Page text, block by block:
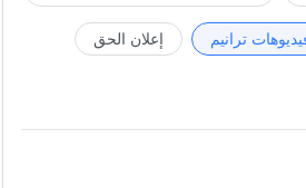
ترانيم إعلان الحق